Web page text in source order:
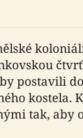
čtvrť
postavili
kostela.
tak, aby